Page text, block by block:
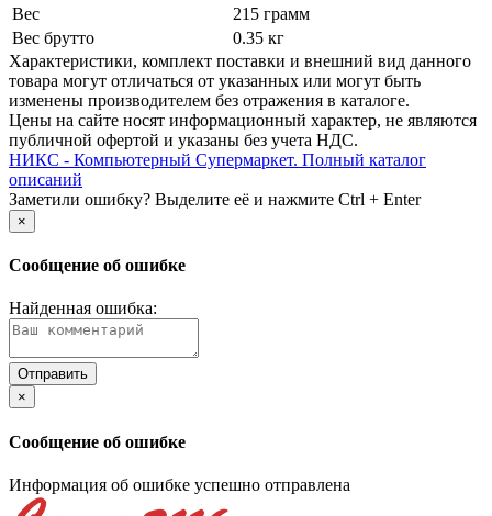
Вес
215 грамм
Вес брутто
0.35 кг
Xарактеристики, комплект поставки и внешний вид данного
товара могут отличаться от указанных или могут быть
изменены производителем без отражения в каталоге.
Цены на сайте носят информационный характер, не являются
публичной офертой и указаны без учета НДС.
НИКС - Компьютерный Cупермаркет. Полный каталог
описаний
Заметили ошибку? Выделите её и нажмите Ctrl + Enter
×
Сообщение об ошибке
Найденная ошибка:
×
Сообщение об ошибке
Информация об ошибке успешно отправлена